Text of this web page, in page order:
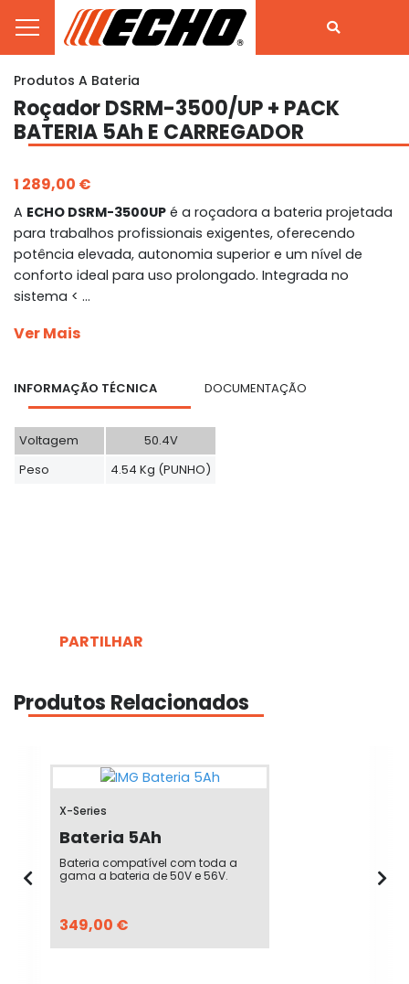
PARTILHAR
Produtos A Bateria
Roçador DSRM-3500/UP + PACK
BATERIA 5Ah E CARREGADOR
1 289,00 €
A ECHO DSRM-3500UP é a roçadora a bateria projetada
para trabalhos profissionais exigentes, oferecendo
potência elevada, autonomia superior e um nível de
conforto ideal para uso prolongado. Integrada no
sistema < ...
Ver Mais
INFORMAÇÃO TÉCNICA DOCUMENTAÇÃO
Voltagem
50.4V
Peso
4.54 Kg (PUNHO)
Produtos Relacionados
X-Series
Bateria 5Ah
Bateria compatível com toda a
gama a bateria de 50V e 56V.
349,00 €